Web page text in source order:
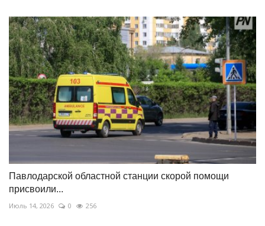
Павлодарской областной станции скорой помощи
присвоили...
Июль 14, 2026 0 256